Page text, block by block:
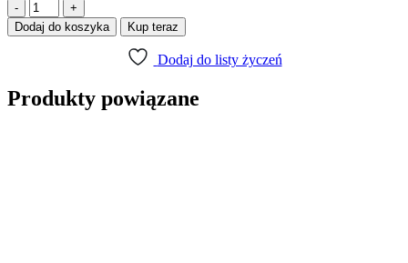
-
+
Dodaj do koszyka
Kup teraz
Dodaj do listy życzeń
Produkty powiązane